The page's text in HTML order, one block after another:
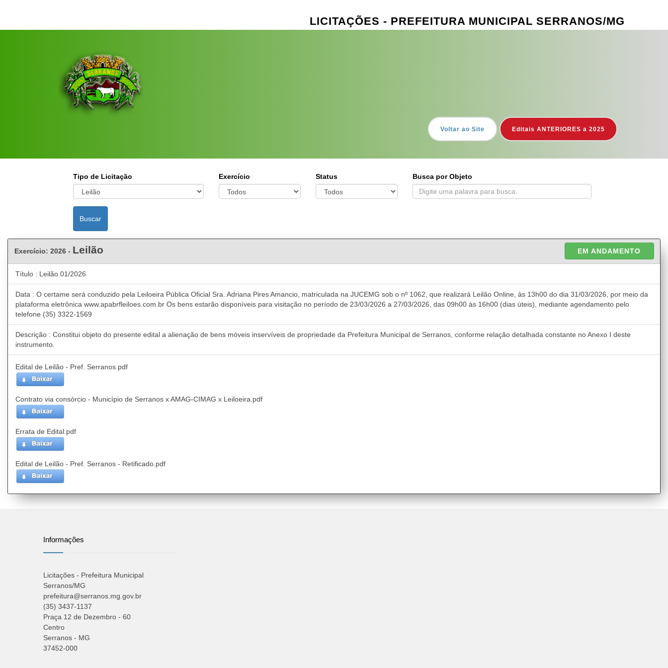
LICITAÇÕES - PREFEITURA MUNICIPAL SERRANOS/MG
Editais ANTERIORES a 2025
Voltar ao Site
Tipo de Licitação Exercício Status Busca por Objeto
Buscar
Exercício: 2026 - Leilão EM ANDAMENTO
Título : Leilão 01/2026
Data : O certame será conduzido pela Leiloeira Pública Oficial Sra. Adriana Pires Amancio, matriculada na JUCEMG sob o nº 1062, que realizará Leilão Online, às 13h00 do dia 31/03/2026, por meio da
plataforma eletrônica www.apabrfleiloes.com.br Os bens estarão disponíveis para visitação no período de 23/03/2026 a 27/03/2026, das 09h00 às 16h00 (dias úteis), mediante agendamento pelo
telefone (35) 3322-1569
Descrição : Constitui objeto do presente edital a alienação de bens móveis inservíveis de propriedade da Prefeitura Municipal de Serranos, conforme relação detalhada constante no Anexo I deste
instrumento.
Edital de Leilão - Pref. Serranos.pdf
Contrato via consórcio - Município de Serranos x AMAG-CIMAG x Leiloeira.pdf
Errata de Edital.pdf
Edital de Leilão - Pref. Serranos - Retificado.pdf
Informações
Licitações - Prefeitura Municipal
Serranos/MG
prefeitura@serranos.mg.gov.br
(35) 3437-1137
Praça 12 de Dezembro - 60
Centro
Serranos - MG
37452-000